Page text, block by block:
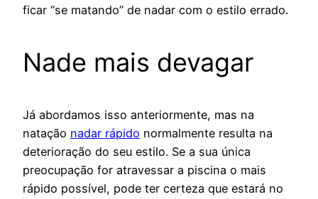
ficar “se matando” de nadar com o estilo errado.
Nade mais devagar
Já abordamos isso anteriormente, mas na
natação nadar rápido normalmente resulta na
deterioração do seu estilo. Se a sua única
preocupação for atravessar a piscina o mais
rápido possível, pode ter certeza que estará no